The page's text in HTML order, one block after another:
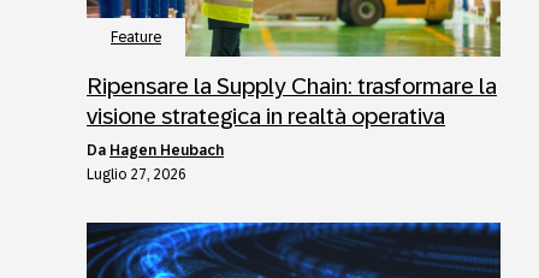
Feature
Ripensare la Supply Chain: trasformare la
visione strategica in realtà operativa
da Hagen Heubach
Luglio 27, 2026